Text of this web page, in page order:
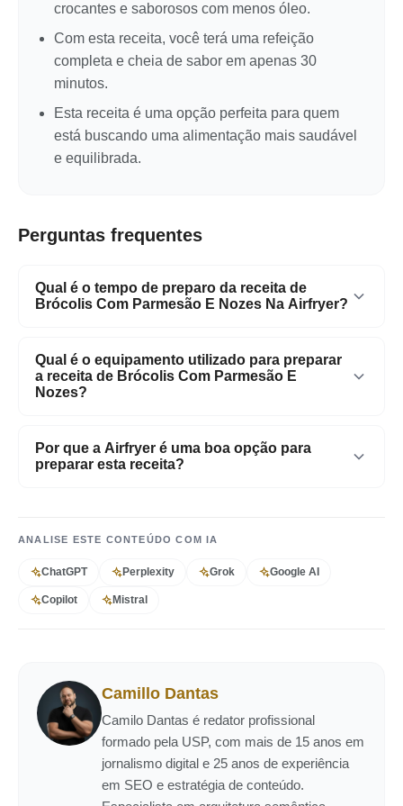
crocantes e saborosos com menos óleo.
Com esta receita, você terá uma refeição
completa e cheia de sabor em apenas 30
minutos.
Esta receita é uma opção perfeita para quem
está buscando uma alimentação mais saudável
e equilibrada.
Perguntas frequentes
Qual é o tempo de preparo da receita de
Brócolis Com Parmesão E Nozes Na Airfryer?
minutos.
Qual é o equipamento utilizado para preparar
a receita de Brócolis Com Parmesão E
Nozes?
Por que a Airfryer é uma boa opção para
preparar esta receita?
menos óleo em relação aos métodos tradicionais de
fritura.
ANALISE ESTE CONTEÚDO COM IA
ChatGPT Perplexity Grok Google AI
Copilot Mistral
Camillo Dantas
Camilo Dantas é redator profissional
formado pela USP, com mais de 15 anos em
jornalismo digital e 25 anos de experiência
em SEO e estratégia de conteúdo.